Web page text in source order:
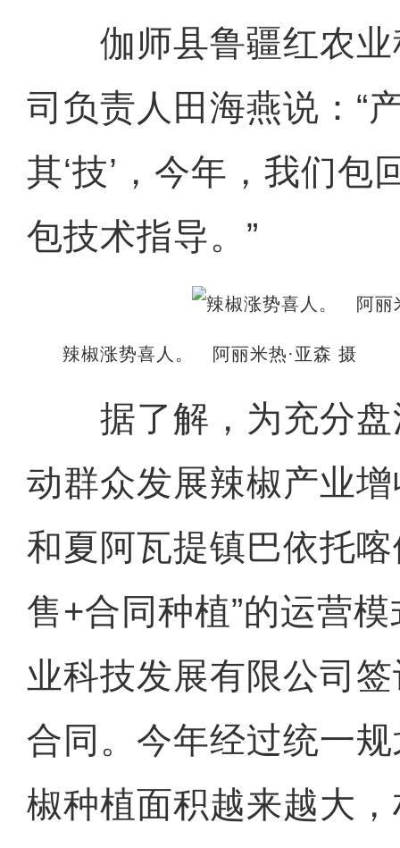
伽师县鲁疆红农业
司负责人田海燕说：“
其‘技’，今年，我们包
包技术指导。”
辣椒涨势喜人。 阿丽米热·亚森 摄
据了解，为充分盘
动群众发展辣椒产业
和夏阿瓦提镇巴依托
售+合同种植”的运营
业科技发展有限公司
合同。今年经过统一
椒种植面积越来越大